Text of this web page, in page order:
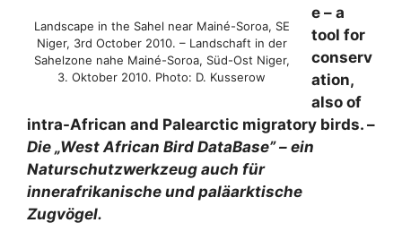
Landscape in the Sahel near Mainé-Soroa, SE
Niger, 3rd October 2010. – Landschaft in der
Sahelzone nahe Mainé-Soroa, Süd-Ost Niger,
3. Oktober 2010. Photo: D. Kusserow
e – a
tool for
conserv
ation,
also of
intra-African and Palearctic migratory birds. –
Die „West African Bird DataBase” – ein
Naturschutzwerkzeug auch für
innerafrikanische und paläarktische
Zugvögel.